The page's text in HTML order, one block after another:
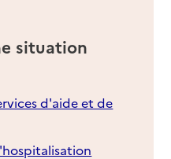
situation
d'aide et de